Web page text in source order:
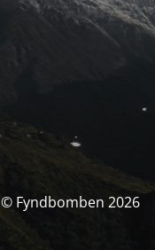
© Fyndbomben 2026